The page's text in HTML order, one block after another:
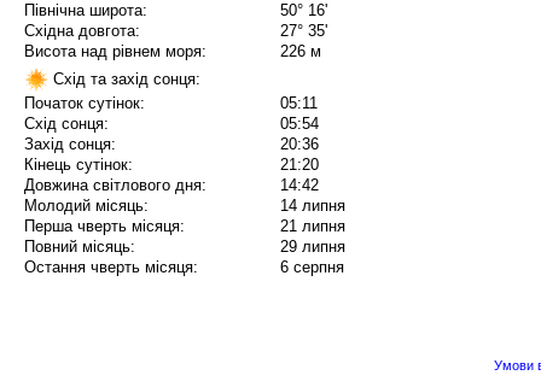
Північна широта:
50° 16'
Східна довгота:
27° 35'
Висота над рівнем моря:
226 м
Схід та захід сонця:
Початок сутінок:
05:11
Схід сонця:
05:54
Захід сонця:
20:36
Кінець сутінок:
21:20
Довжина світлового дня:
14:42
Молодий місяць:
14 липня
Перша чверть місяця:
21 липня
Повний місяць:
29 липня
Остання чверть місяця:
6 серпня
Умови